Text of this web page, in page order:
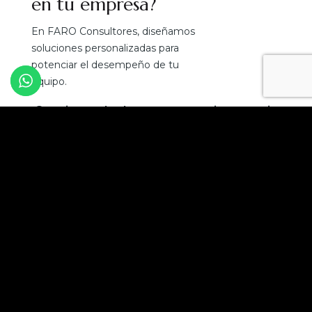
En FARO Consultores, diseñamos
soluciones personalizadas para
potenciar el desempeño de tu
equipo.
¡Convierte el talento en tu mejor ventaja